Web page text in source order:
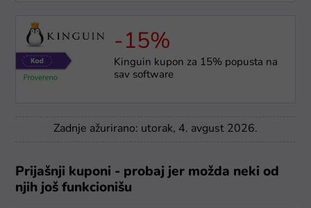
-15%
Kinguin kupon za 15% popusta na
sav software
Zadnje ažurirano: utorak, 4. avgust 2026.
Prijašnji kuponi - probaj jer možda neki od
njih još funkcionišu